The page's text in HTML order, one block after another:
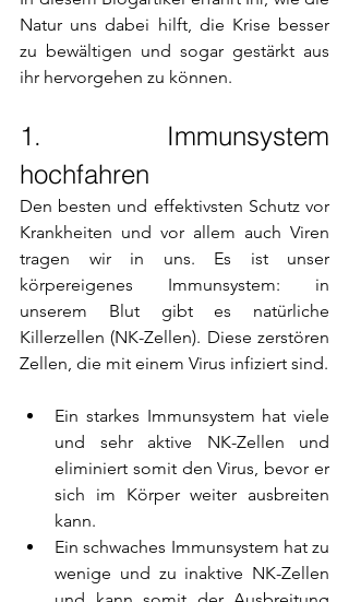
Natur uns dabei hilft, die Krise besser
zu bewältigen und sogar gestärkt aus
ihr hervorgehen zu können.
1. Immunsystem
hochfahren
Den besten und effektivsten Schutz vor
Krankheiten und vor allem auch Viren
tragen wir in uns. Es ist unser
körpereigenes Immunsystem: in
unserem Blut gibt es natürliche
Killerzellen (NK-Zellen). Diese zerstören
Zellen, die mit einem Virus infiziert sind.
Ein starkes Immunsystem hat viele
und sehr aktive NK-Zellen und
eliminiert somit den Virus, bevor er
sich im Körper weiter ausbreiten
kann.
Ein schwaches Immunsystem hat zu
wenige und zu inaktive NK-Zellen